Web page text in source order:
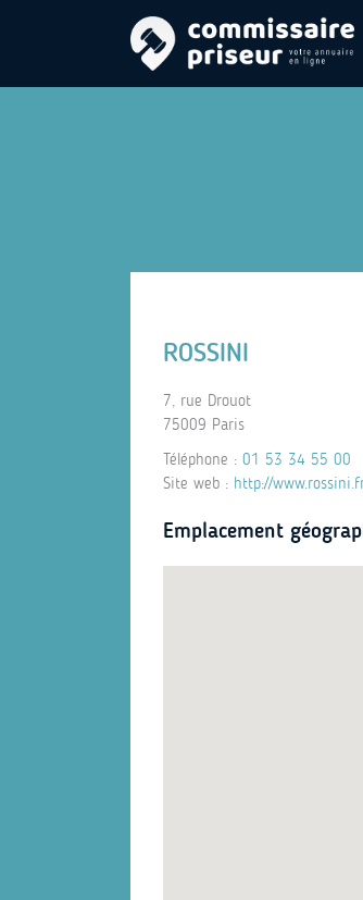
ROSSINI
7, rue Drouot
75009 Paris
Téléphone : 01 53 34 55 00
Site web : http://
Emplacement